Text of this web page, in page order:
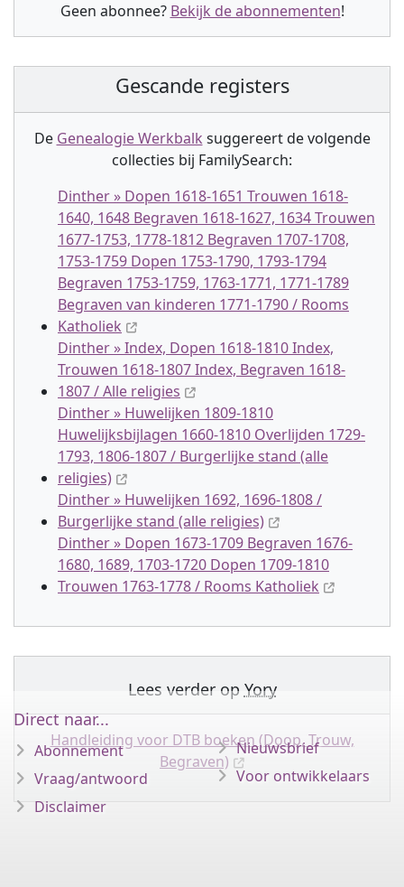
Geen abonnee? Bekijk de abonnementen!
Gescande registers
De Genealogie Werkbalk suggereert de volgende
collecties bij FamilySearch:
Dinther » Dopen 1618-1651 Trouwen 1618-
1640, 1648 Begraven 1618-1627, 1634 Trouwen
1677-1753, 1778-1812 Begraven 1707-1708,
1753-1759 Dopen 1753-1790, 1793-1794
Begraven 1753-1759, 1763-1771, 1771-1789
Begraven van kinderen 1771-1790 / Rooms
Katholiek
Dinther » Index, Dopen 1618-1810 Index,
Trouwen 1618-1807 Index, Begraven 1618-
1807 / Alle religies
Dinther » Huwelijken 1809-1810
Huwelijksbijlagen 1660-1810 Overlijden 1729-
1793, 1806-1807 / Burgerlijke stand (alle
religies)
Dinther » Huwelijken 1692, 1696-1808 /
Burgerlijke stand (alle religies)
Dinther » Dopen 1673-1709 Begraven 1676-
1680, 1689, 1703-1720 Dopen 1709-1810
Trouwen 1763-1778 / Rooms Katholiek
Lees verder op Yory
Handleiding voor DTB boeken (Doop, Trouw,
Begraven)
Direct naar...
Abonnement
Vraag/antwoord
Disclaimer
Nieuwsbrief
Voor ontwikkelaars